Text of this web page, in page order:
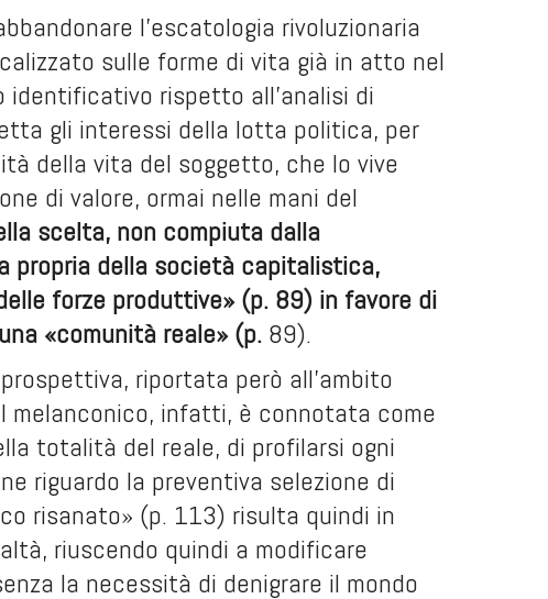
l’escatologia rivoluzionaria
sulle forme di vita già in atto nel
rispetto all’analisi di
gli interessi della lotta politica, per
della vita del soggetto, che lo vive
di valore, ormai nelle mani del
scelta, non compiuta dalla
propria della società capitalistica,
forze produttive» (p. 89) in favore di
«comunità reale» (p. 89).
riportata però all’ambito
melanconico, infatti, è connotata come
totalità del reale, di profilarsi ogni
riguardo la preventiva selezione di
risanato» (p. 113) risulta quindi in
riuscendo quindi a modificare
la necessità di denigrare il mondo